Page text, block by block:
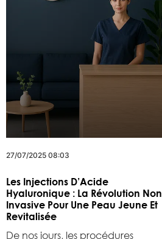
27/07/2025 08:03
Les Injections D’Acide
Hyaluronique : La Révolution Non
Invasive Pour Une Peau Jeune Et
Revitalisée
De nos jours, les procédures